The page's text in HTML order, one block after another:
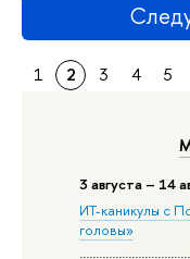
3 августа – 14
ИТ-каникулы с
головы»
1 2 3 4 5